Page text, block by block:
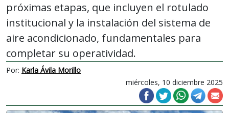
próximas etapas, que incluyen el rotulado
institucional y la instalación del sistema de
aire acondicionado, fundamentales para
completar su operatividad.
Por: Karla Ávila Morillo
miércoles, 10 diciembre 2025